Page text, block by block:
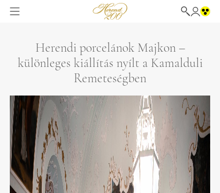
Herendi porcelánok Majkon –
különleges kiállítás nyílt a Kamalduli
Remeteségben